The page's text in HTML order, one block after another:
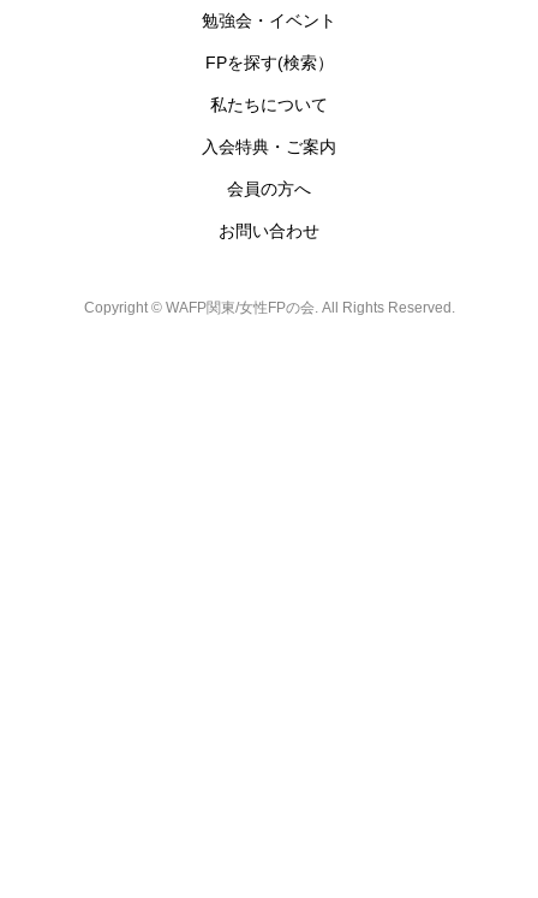
勉強会・イベント
FPを探す(検索）
私たちについて
入会特典・ご案内
会員の方へ
お問い合わせ
Copyright ©WAFP関東/女性FPの会. All Rights Reserved.